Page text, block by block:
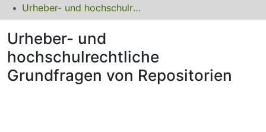
FAQ
Leitlinien
Zurück zur Startseite
Urheber- und hochschulrechtliche Grundfragen von Repositorien
Urheber- und
hochschulrechtliche
Grundfragen von Repositorien